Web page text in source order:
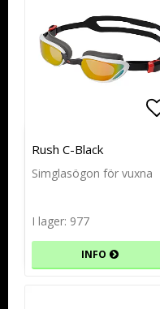
Rush C-Black
Simglasögon för vuxna
I lager: 977
INFO